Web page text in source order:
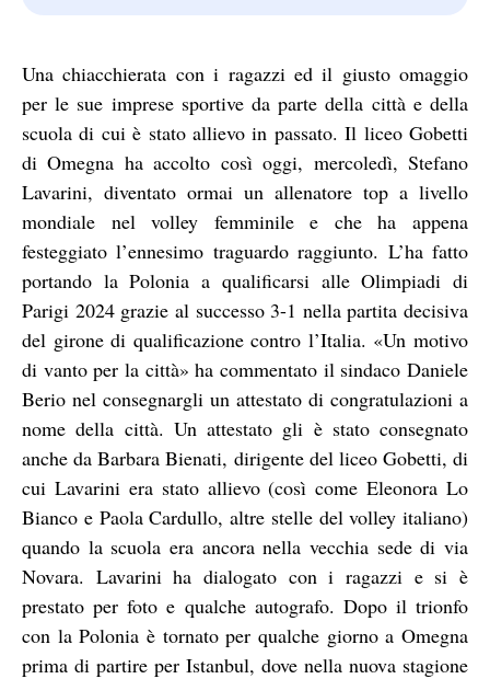
Una chiacchierata con i ragazzi ed il giusto omaggio
per le sue imprese sportive da parte della città e della
scuola di cui è stato allievo in passato. Il liceo Gobetti
di Omegna ha accolto così oggi, mercoledì, Stefano
Lavarini, diventato ormai un allenatore top a livello
mondiale nel volley femminile e che ha appena
festeggiato l’ennesimo traguardo raggiunto. L’ha fatto
portando la Polonia a qualificarsi alle Olimpiadi di
Parigi 2024 grazie al successo 3-1 nella partita decisiva
del girone di qualificazione contro l’Italia. «Un motivo
di vanto per la città» ha commentato il sindaco Daniele
Berio nel consegnargli un attestato di congratulazioni a
nome della città. Un attestato gli è stato consegnato
anche da Barbara Bienati, dirigente del liceo Gobetti, di
cui Lavarini era stato allievo (così come Eleonora Lo
Bianco e Paola Cardullo, altre stelle del volley italiano)
quando la scuola era ancora nella vecchia sede di via
Novara. Lavarini ha dialogato con i ragazzi e si è
prestato per foto e qualche autografo. Dopo il trionfo
con la Polonia è tornato per qualche giorno a Omegna
prima di partire per Istanbul, dove nella nuova stagione